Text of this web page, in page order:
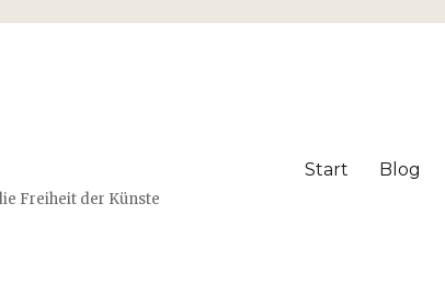
Freiheit der Künste
Start Blog